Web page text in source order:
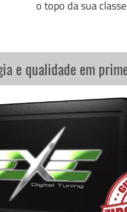
o topo da sua
e qualidade em